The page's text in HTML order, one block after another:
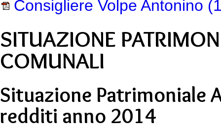
Consigliere Volpe Antonino
SITUAZIONE
COMUNALI
Situazione Patrimoniale
redditi anno 2014